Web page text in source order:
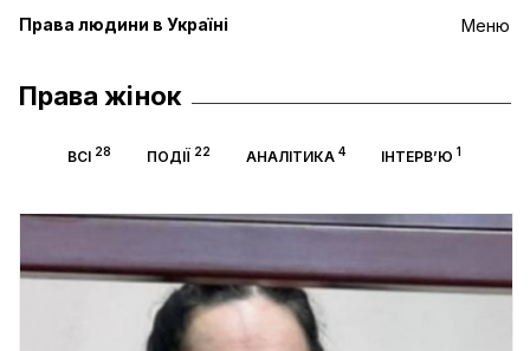
Меню
Права людини в Україні
Права жінок
ВСІ28 ПОДІЇ22 АНАЛІТИКА 4 ІНТЕРВ’Ю 1